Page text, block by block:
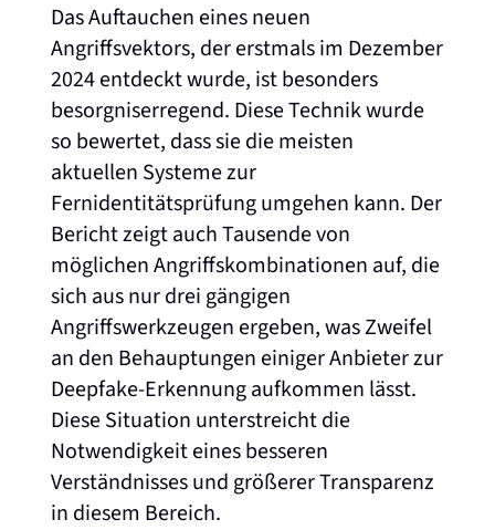
Das Auftauchen eines neuen
Angriffsvektors, der erstmals im Dezember
2024 entdeckt wurde, ist besonders
besorgniserregend. Diese Technik wurde
so bewertet, dass sie die meisten
aktuellen Systeme zur
Fernidentitätsprüfung umgehen kann. Der
Bericht zeigt auch Tausende von
möglichen Angriffskombinationen auf, die
sich aus nur drei gängigen
Angriffswerkzeugen ergeben, was Zweifel
an den Behauptungen einiger Anbieter zur
Deepfake-Erkennung aufkommen lässt.
Diese Situation unterstreicht die
Notwendigkeit eines besseren
Verständnisses und größerer Transparenz
in diesem Bereich.